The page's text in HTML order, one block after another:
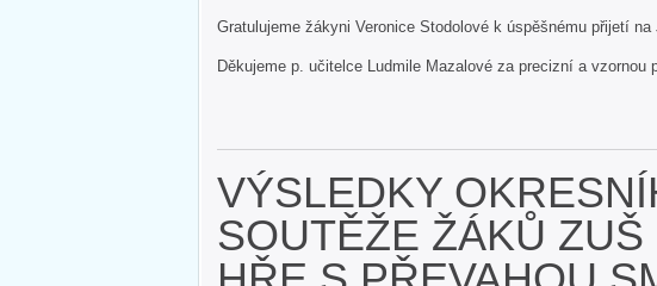
Gratulujeme žákyni Veronice Stodolové k úspěšnému přijetí
Děkujeme p. učitelce Ludmile Mazalové za precizní a vzornou
VÝSLEDKY
SOUTĚŽE ŽÁKŮ